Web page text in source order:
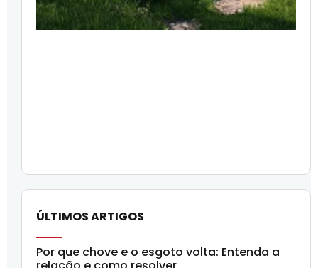
ÚLTIMOS ARTIGOS
Por que chove e o esgoto volta: Entenda a